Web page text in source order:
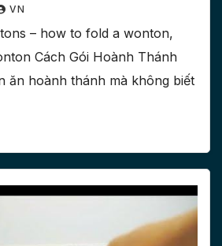
VN
– how to fold a wonton,
Cách Gói Hoành Thánh
ăn hoành thánh mà không biết